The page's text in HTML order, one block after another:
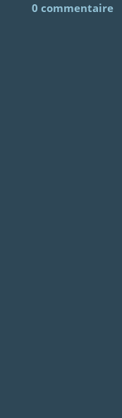
0 commentaire